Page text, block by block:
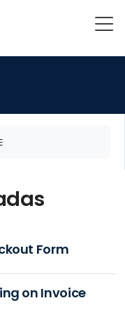
Form
on Invoice